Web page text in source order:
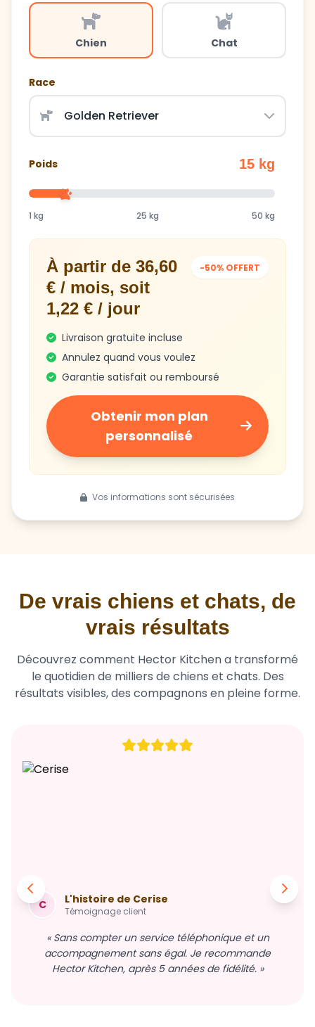
Chien Chat
Race
Poids 15 kg
1 kg 25 kg 50 kg
À partir de 36,60
€ / mois, soit
1,22 € / jour
-50% OFFERT
Livraison gratuite incluse
Annulez quand vous voulez
Garantie satisfait ou remboursé
Obtenir mon plan
personnalisé
Vos informations sont sécurisées
De vrais chiens et chats, de
vrais résultats
Découvrez comment Hector Kitchen a transformé
le quotidien de milliers de chiens et chats. Des
résultats visibles, des compagnons en pleine forme.
C L'histoire de Cerise
Témoignage client
« Sans compter un service téléphonique et un
accompagnement sans égal. Je recommande
Hector Kitchen, après 5 années de fidélité. »